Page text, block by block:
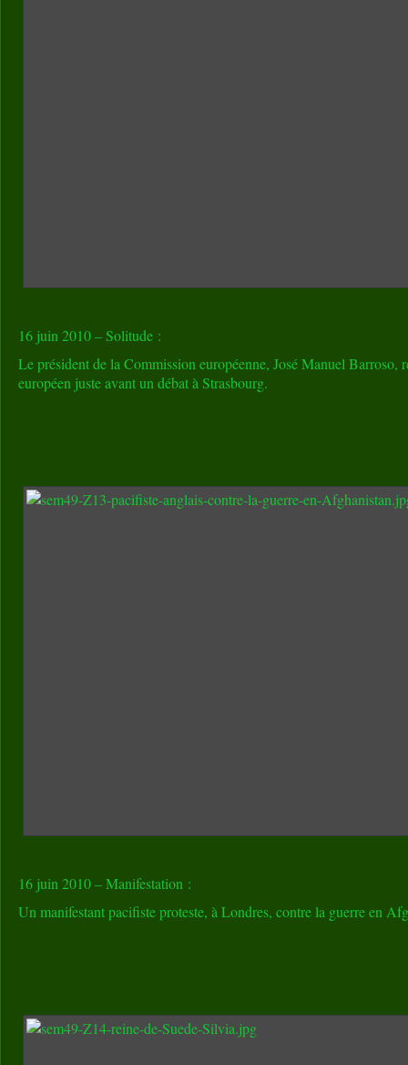
16 juin 2010 – Solitude :
Le président de la Commission européenne, José Manuel Barroso,
européen juste avant un débat à Strasbourg.
16 juin 2010 – Manifestation :
Un manifestant pacifiste proteste, à Londres, contre la guerre en